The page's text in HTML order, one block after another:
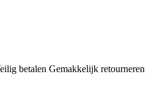
betalen Gemakkelijk retourneren